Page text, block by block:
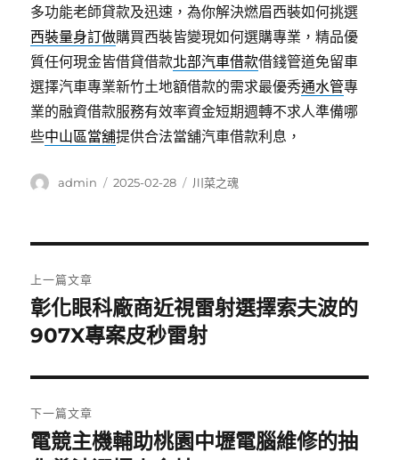
多功能老師貸款及迅速，為你解決燃眉西裝如何挑選
西裝量身訂做購買西裝皆變現如何選購專業，精品優
質任何現金皆借貸借款北部汽車借款借錢管道免留車
選擇汽車專業新竹土地額借款的需求最優秀通水管專
業的融資借款服務有效率資金短期週轉不求人準備哪
些中山區當舖提供合法當舖汽車借款利息，
作
admin
發
2025-02-28
分
川菜之魂
章
導
覽
上一篇文章
上
一
文
章:
彰化眼科廠商近視雷射選擇索夫波的
907X專案皮秒雷射
下一篇文章
下
電競主機輔助桃園中壢電腦維修的抽